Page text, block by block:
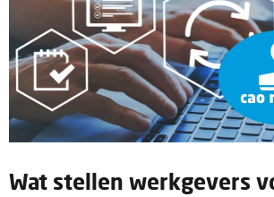
Wat stellen werkgevers